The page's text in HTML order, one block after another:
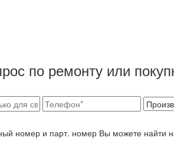
по ремонту или
номер и парт. номер Вы можете найти